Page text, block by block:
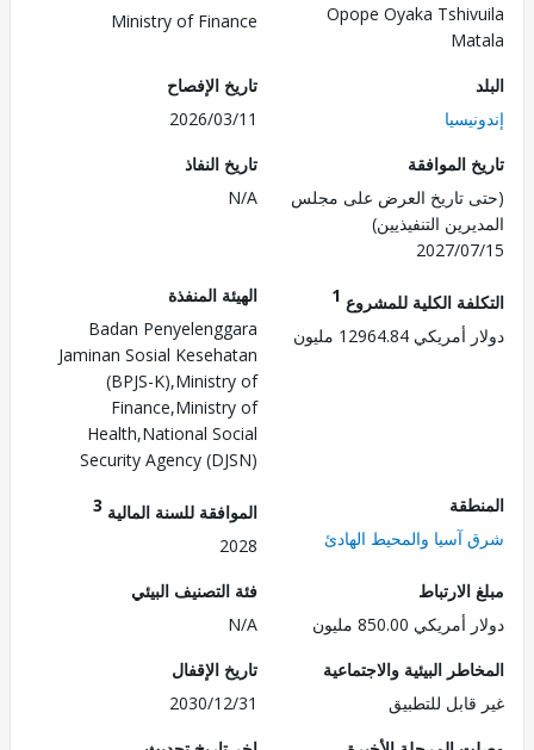
Opope Oyaka
Ministry of Finance
تاريخ الإفصاح
2026/03/11
الموافقة
تاريخ العرض على مجلس
التنفيذيين)
2027/
تاريخ النفاذ
N/A
الكلية للمشروع1
12964.84 مليون
الهيئة المنفذة
Badan Penyelenggara
Jaminan Sosial Kesehatan
(BPJS-K),Ministry of
Finance,Ministry of
Health,National Social
Security Agency (DJSN)
والمحيط الهادئ
الموافقة للسنة المالية3
850.00 مليون
فئة التصنيف البيئي
N/A
البيئية والاجتماعية
للتطبيق
تاريخ الإقفال
2030/12/31